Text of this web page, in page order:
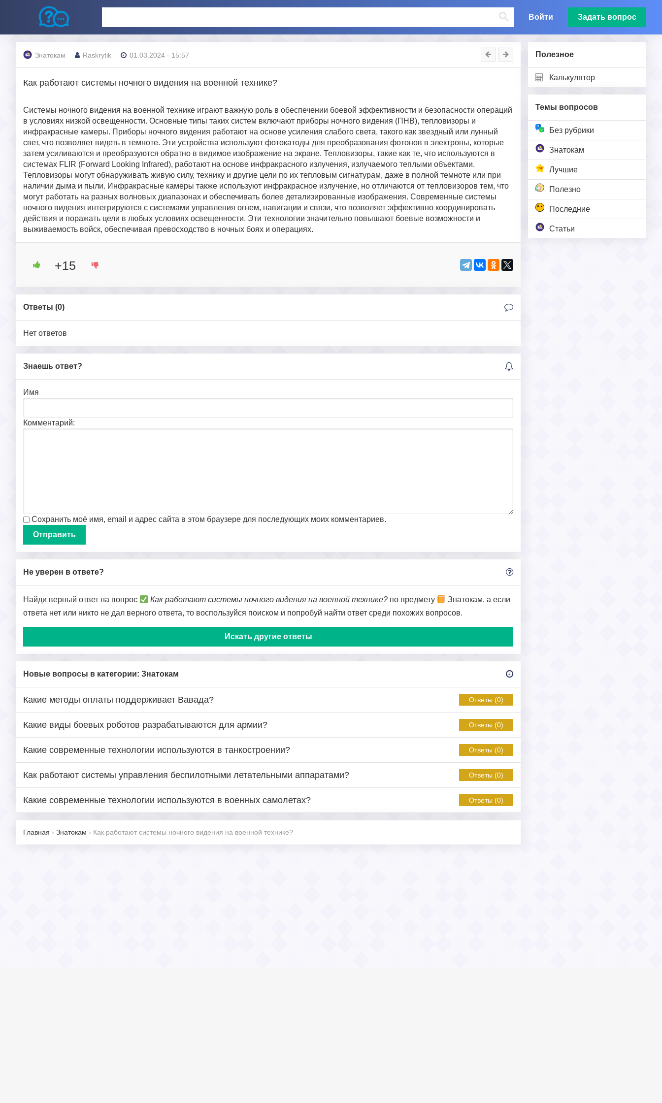
Войти Задать вопрос
Полезное
Калькулятор
Темы вопросов
Без рубрики
Знатокам
Лучшие
Полезно
Последние
Статьи
Знатокам Raskrytik 01.03.2024 - 15:57
Как работают системы ночного видения на военной технике?
Системы ночного видения на военной технике играют важную роль в обеспечении боевой эффективности и безопасности операций
в условиях низкой освещенности. Основные типы таких систем включают приборы ночного видения (ПНВ), тепловизоры и
инфракрасные камеры. Приборы ночного видения работают на основе усиления слабого света, такого как звездный или лунный
свет, что позволяет видеть в темноте. Эти устройства используют фотокатоды для преобразования фотонов в электроны, которые
затем усиливаются и преобразуются обратно в видимое изображение на экране. Тепловизоры, такие как те, что используются в
системах FLIR (Forward Looking Infrared), работают на основе инфракрасного излучения, излучаемого теплыми объектами.
Тепловизоры могут обнаруживать живую силу, технику и другие цели по их тепловым сигнатурам, даже в полной темноте или при
наличии дыма и пыли. Инфракрасные камеры также используют инфракрасное излучение, но отличаются от тепловизоров тем, что
могут работать на разных волновых диапазонах и обеспечивать более детализированные изображения. Современные системы
ночного видения интегрируются с системами управления огнем, навигации и связи, что позволяет эффективно координировать
действия и поражать цели в любых условиях освещенности. Эти технологии значительно повышают боевые возможности и
выживаемость войск, обеспечивая превосходство в ночных боях и операциях.
+15
Ответы (0)
Нет ответов
Знаешь ответ?
Имя
Комментарий:
Сохранить моё имя, email и адрес сайта в этом браузере для последующих моих комментариев.
Не уверен в ответе?
Найди верный ответ на вопрос Как работают системы ночного видения на военной технике? по предмету
Знатокам, а если
ответа нет или никто не дал верного ответа, то воспользуйся поиском и попробуй найти ответ среди похожих вопросов.
Искать другие ответы
Новые вопросы в категории: Знатокам
Какие методы оплаты поддерживает Вавада? Ответы (0)
Какие виды боевых роботов разрабатываются для армии? Ответы (0)
Какие современные технологии используются в танкостроении? Ответы (0)
Как работают системы управления беспилотными летательными аппаратами? Ответы (0)
Какие современные технологии используются в военных самолетах? Ответы (0)
Главная › Знатокам › Как работают системы ночного видения на военной технике?